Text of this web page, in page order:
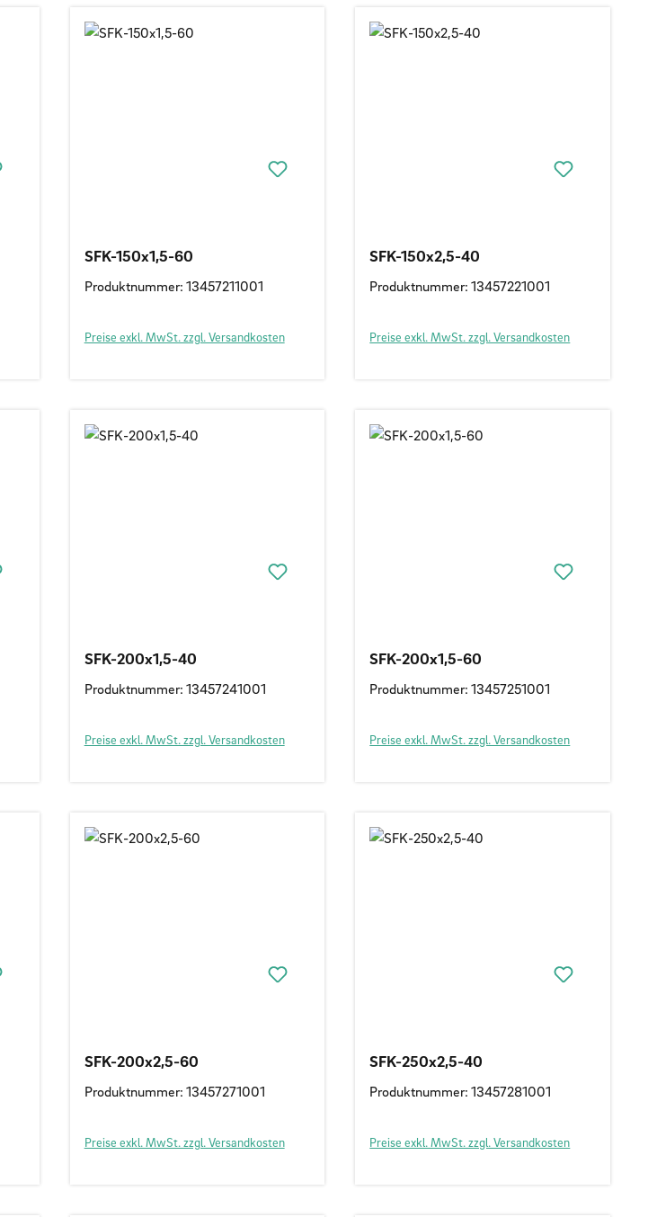
SFK-150x1,5-60
Produktnummer: 13457211001
Preise exkl. MwSt. zzgl. Versandkosten
SFK-150x2,5-40
Produktnummer: 13457221001
Preise exkl. MwSt. zzgl. Versandkosten
SFK-200x1,5-40
Produktnummer: 13457241001
Preise exkl. MwSt. zzgl. Versandkosten
SFK-200x1,5-60
Produktnummer: 13457251001
Preise exkl. MwSt. zzgl. Versandkosten
SFK-200x2,5-60
Produktnummer: 13457271001
Preise exkl. MwSt. zzgl. Versandkosten
SFK-250x2,5-40
Produktnummer: 13457281001
Preise exkl. MwSt. zzgl. Versandkosten